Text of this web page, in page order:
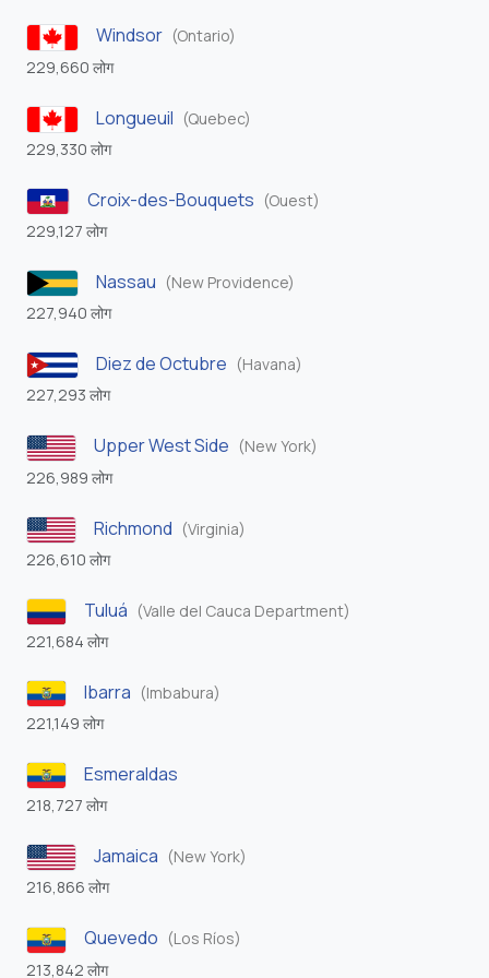
Windsor (Ontario)
229,660 लोग
Longueuil (Quebec)
229,330 लोग
Croix-des-Bouquets (Ouest)
229,127 लोग
Nassau (New Providence)
227,940 लोग
Diez de Octubre (Havana)
227,293 लोग
Upper West Side (New York)
226,989 लोग
Richmond (Virginia)
226,610 लोग
Tuluá (Valle del Cauca Department)
221,684 लोग
Ibarra (Imbabura)
221,149 लोग
Esmeraldas
218,727 लोग
Jamaica (New York)
216,866 लोग
Quevedo (Los Ríos)
213,842 लोग